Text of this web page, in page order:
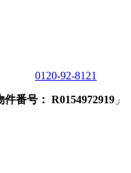
0120-92-8121
件番号： R0154972919 」